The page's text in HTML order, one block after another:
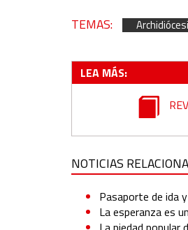
TEMAS:
LEA MÁS:
NOTICIAS
Pasaporte de ida
La esperanza es